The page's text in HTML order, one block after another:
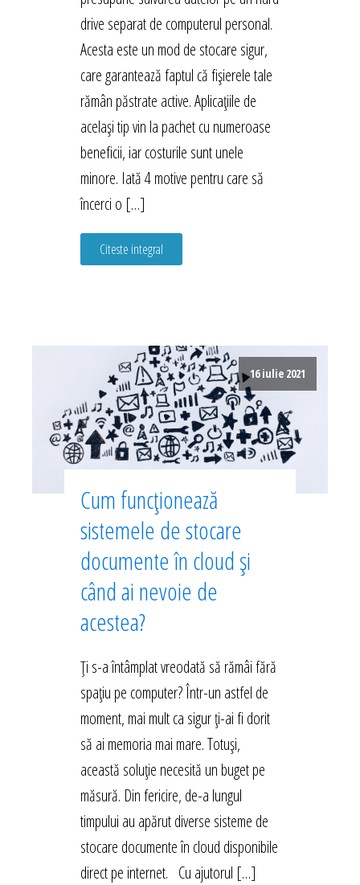
drive separat de computerul personal.
Acesta este un mod de stocare sigur,
care garantează faptul că fișierele tale
rămân păstrate active. Aplicațiile de
același tip vin la pachet cu numeroase
beneficii, iar costurile sunt unele
minore. Iată 4 motive pentru care să
încerci o […]
Citeste integral
16 iulie 2021
Cum funcționează
sistemele de stocare
documente în cloud și
când ai nevoie de
acestea?
Ți s-a întâmplat vreodată să rămâi fără
spațiu pe computer? Într-un astfel de
moment, mai mult ca sigur ți-ai fi dorit
să ai memoria mai mare. Totuși,
această soluție necesită un buget pe
măsură. Din fericire, de-a lungul
timpului au apărut diverse sisteme de
stocare documente în cloud disponibile
direct pe internet. Cu ajutorul […]